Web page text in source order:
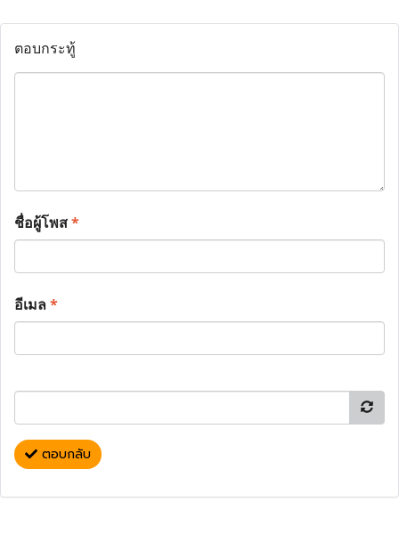
ตอบกระทู้
ชื่อผู้โพส*
อีเมล*
ตอบกลับ